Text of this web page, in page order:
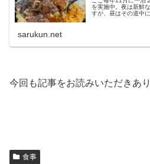
を実施中。夜は新鮮
すが、昼はその道中
sarukun.net
今回も記事をお読みいただきあ
食事